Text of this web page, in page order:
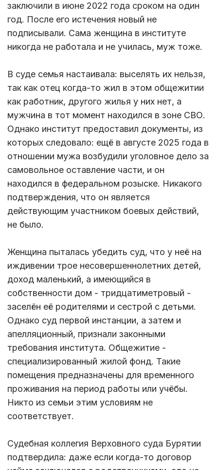
заключили в июне 2022 года сроком на один
год. После его истечения новый не
подписывали. Сама женщина в институте
никогда не работала и не училась, муж тоже.
В суде семья настаивала: выселять их нельзя,
так как отец когда-то жил в этом общежитии
как работник, другого жилья у них нет, а
мужчина в тот момент находился в зоне СВО.
Однако институт предоставил документы, из
которых следовало: ещё в августе 2025 года в
отношении мужа возбудили уголовное дело за
самовольное оставление части, и он
находился в федеральном розыске. Никакого
подтверждения, что он является
действующим участником боевых действий,
не было.
Женщина пыталась убедить суд, что у неё на
иждивении трое несовершеннолетних детей,
доход маленький, а имеющийся в
собственности дом - тридцатиметровый -
заселён её родителями и сестрой с детьми.
Однако суд первой инстанции, а затем и
апелляционный, признали законными
требования института. Общежитие -
специализированный жилой фонд. Такие
помещения предназначены для временного
проживания на период работы или учёбы.
Никто из семьи этим условиям не
соответствует.
Судебная коллегия Верховного суда Бурятии
подтвердила: даже если когда-то договор